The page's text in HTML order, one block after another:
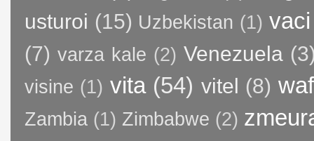
usturoi (15) Uzbekistan (1) vaci
(7) varza kale (2) Venezuela
visine (1) vita (54) vitel (8)
Zambia (1) Zimbabwe (2)